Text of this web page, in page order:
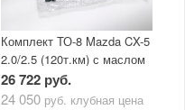
Комплект ТО-8 Mazda CX-5
2.0/2.5 (120т.км) с маслом
Mazda Original Oil Ultra
5W30
26 722 руб.
24 050 руб. клубная цена